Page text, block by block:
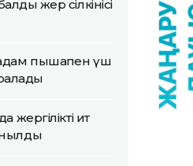
жер сілкінісі
адам пышақпен үш
жергілікті ит